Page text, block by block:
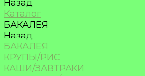
Назад
Каталог
БАКАЛЕЯ
Назад
БАКАЛЕЯ
КРУПЫ/РИС
КАШИ/ЗАВТРАКИ